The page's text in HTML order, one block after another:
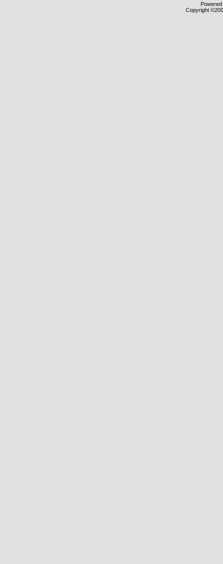
Copyright